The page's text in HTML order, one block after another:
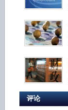
评论